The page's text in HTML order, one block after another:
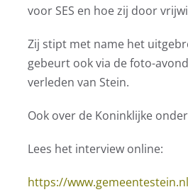
voor SES en hoe zij door
Zij stipt met name het
gebeurt ook via de foto-
verleden van Stein.
Ook over de Koninklijke
Lees het interview online:
https://